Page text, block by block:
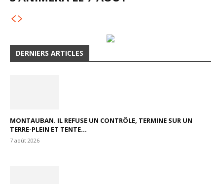
DERNIERS ARTICLES
MONTAUBAN. IL REFUSE UN CONTRÔLE, TERMINE SUR UN
TERRE-PLEIN ET TENTE...
7 août 2026